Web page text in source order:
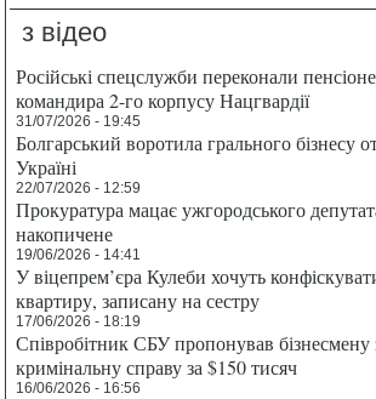
з відео
Російські спецслужби переконали
командира 2-го корпусу Нацгвардії
31/07/2026 - 19:45
Болгарський воротила грального бізнесу
Україні
22/07/2026 - 12:59
Прокуратура мацає ужгородського
накопичене
19/06/2026 - 14:41
У віцепрем’єра Кулеби хочуть
квартиру, записану на сестру
17/06/2026 - 18:19
Співробітник СБУ пропонував бізнесмену
кримінальну справу за $150 тисяч
16/06/2026 - 16:56